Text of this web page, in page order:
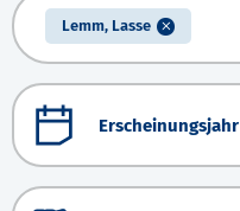
Lemm, Lasse
Erscheinungsjahr